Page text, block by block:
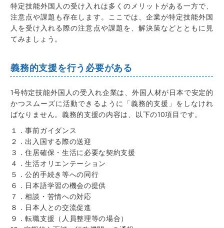
特定技能外国人の受け入れは多くのメリットがある一方で、
注意点や課題も存在します。ここでは、企業が特定技能外国
人を受け入れる際の注意点や課題を、解決策などとともに見
てみましょう。
義務的支援を行う必要がある
1号特定技能外国人の受入れ企業は、外国人材が日本で安定的
かつスムーズに活動できるように「義務的支援 」をしなけれ
ばなりません。義務的支援の内容は、以下の10項目です。
１．事前ガイダンス
２．出入国する際の送迎
３．住居確保・生活に必要な契約支援
４．生活オリエンテーション
５．公的手続き等への同行
６．日本語学習の機会の提供
７．相談・苦情への対応
８．日本人との交流促進
９．転職支援（人員整理等の場合）